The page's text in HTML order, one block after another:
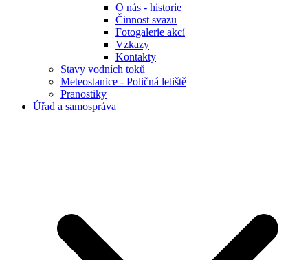
O nás - historie
Činnost svazu
Fotogalerie akcí
Vzkazy
Kontakty
Stavy vodních toků
Meteostanice - Poličná letiště
Pranostiky
Úřad a samospráva